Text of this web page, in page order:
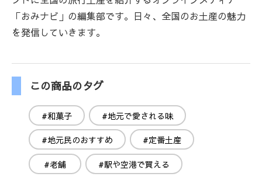
「おみナビ」の編集部です。日々、全国のお土産の魅力
を発信していきます。
この商品のタグ
#和菓子 #地元で愛される味
#地元民のおすすめ #定番土産
#老舗 #駅や空港で買える